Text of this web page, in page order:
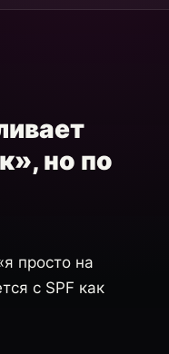
но по
просто на
с SPF как